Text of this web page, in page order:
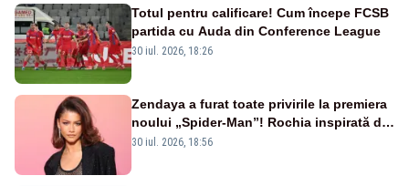
Totul pentru calificare! Cum începe FCSB
partida cu Auda din Conference League
30 iul. 2026, 18:26
Zendaya a furat toate privirile la premiera
noului „Spider-Man”! Rochia inspirată de
pânza de păianjen a făcut senzație
30 iul. 2026, 18:56